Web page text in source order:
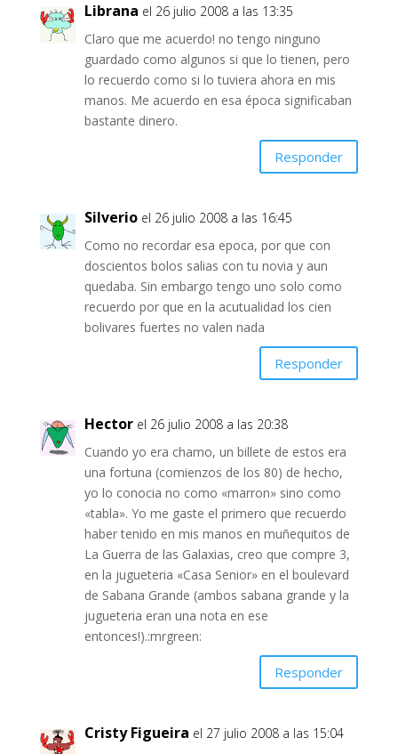
Librana el 26 julio 2008 a las 13:35
Claro que me acuerdo! no tengo ninguno
guardado como algunos si que lo tienen, pero
lo recuerdo como si lo tuviera ahora en mis
manos. Me acuerdo en esa época significaban
bastante dinero.
Responder
Silverio el 26 julio 2008 a las 16:45
Como no recordar esa epoca, por que con
doscientos bolos salias con tu novia y aun
quedaba. Sin embargo tengo uno solo como
recuerdo por que en la acutualidad los cien
bolivares fuertes no valen nada
Responder
Hector el 26 julio 2008 a las 20:38
Cuando yo era chamo, un billete de estos era
una fortuna (comienzos de los 80) de hecho,
yo lo conocia no como «marron» sino como
«tabla». Yo me gaste el primero que recuerdo
haber tenido en mis manos en muñequitos de
La Guerra de las Galaxias, creo que compre 3,
en la jugueteria «Casa Senior» en el boulevard
de Sabana Grande (ambos sabana grande y la
jugueteria eran una nota en ese
entonces!).:mrgreen:
Responder
Cristy Figueira el 27 julio 2008 a las 15:04